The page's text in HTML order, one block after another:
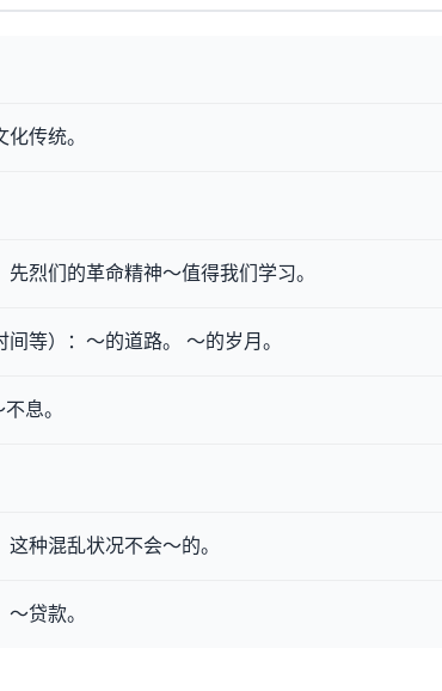
传统。
烈们的革命精神～值得我们学习。
等）：～的道路。 ～的岁月。
息。
种混乱状况不会～的。
贷款。